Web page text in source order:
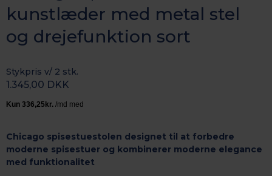
kunstlæder med metal stel
og drejefunktion sort
Stykpris v/ 2 stk.
1.345,00 DKK
Chicago spisestuestolen designet til at forbedre
moderne spisestuer og kombinerer moderne elegance
med funktionalitet